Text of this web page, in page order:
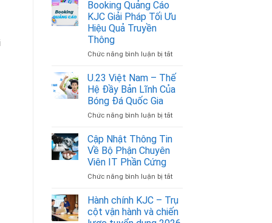
Hội
Cùng
Luận
Bóng
Booking Quảng Cáo
KJC Giải Pháp Tối Ưu
Hiệu Quả Truyền
Thông
Chức năng bình luận bị tắtở
Quảng
KJC
Pháp
Thông
U.23 Việt Nam – Thế
Hệ Đầy Bản Lĩnh Của
Bóng Đá Quốc Gia
Chức năng bình luận bị tắtở
Hệ
Bản
Lĩnh
Của
Cập Nhật Thông Tin
Về Bộ Phận Chuyên
Viên IT Phần Cứng
Chức năng bình luận bị tắtở
Nhật
Thông
Tin
Hành chính KJC – Trụ
cột vận hành và chiến